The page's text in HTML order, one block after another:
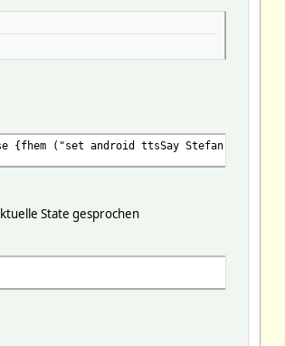
{fhem ("set android ttsSay Stefan ist
State gesprochen